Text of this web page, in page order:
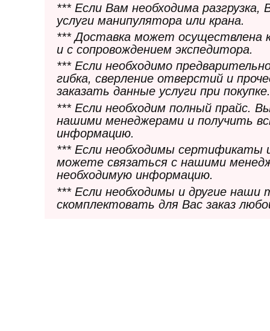
*** Если Вам необходима
услуги манипулятора или крана.
*** Доставка может осуществлена
и с сопровождением экспедитора.
*** Если необходимо
гибка, сверление отверстий и
заказать данные услуги при покупке.
*** Если необходим полный прайс.
нашими менеджерами и получить
информацию.
*** Если необходимы сертификаты
можете связаться с нашими
необходимую информацию.
*** Если необходимы и другие
скомплектовать для Вас заказ